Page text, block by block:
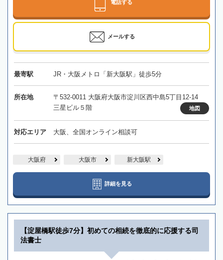
電話する
メールする
最寄駅 JR・大阪メトロ「新大阪駅」徒歩5分
所在地
〒532-0011 大阪府大阪市淀川区西中島5丁目12-14
三星ビル５階
地図
対応エリア 大阪、全国オンライン相談可
大阪府 大阪市 新大阪駅
詳細を見る
【淀屋橋駅徒歩7分】初めての相続を徹底的に応援する司
法書士